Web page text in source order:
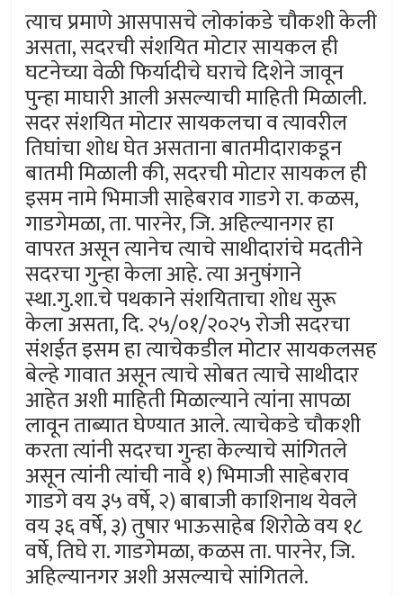
त्याच प्रमाणे आसपासचे लोकांकडे चौकशी केली
असता, सदरची संशयित मोटार सायकल ही
घटनेच्या वेळी फिर्यादीचे घराचे दिशेने जावून
पुन्हा माघारी आली असल्याची माहिती मिळाली.
सदर संशयित मोटार सायकलचा व त्यावरील
तिघांचा शोध घेत असताना बातमीदाराकडून
बातमी मिळाली की, सदरची मोटार सायकल ही
इसम नामे भिमाजी साहेबराव गाडगे रा. कळस,
गाडगेमळा, ता. पारनेर, जि. अहिल्यानगर हा
वापरत असून त्यानेच त्याचे साथीदारांचे मदतीने
सदरचा गुन्हा केला आहे. त्या अनुषंगाने
स्था.गु.शा.चे पथकाने संशयिताचा शोध सुरू
केला असता, दि. २५/०१/२०२५ रोजी सदरचा
संशईत इसम हा त्याचेकडील मोटार सायकलसह
बेल्हे गावात असून त्याचे सोबत त्याचे साथीदार
आहेत अशी माहिती मिळाल्याने त्यांना सापळा
लावून ताब्यात घेण्यात आले. त्याचेकडे चौकशी
करता त्यांनी सदरचा गुन्हा केल्याचे सांगितले
असून त्यांनी त्यांची नावे १) भिमाजी साहेबराव
गाडगे वय ३५ वर्षे, २) बाबाजी काशिनाथ येवले
वय ३६ वर्षे, ३) तुषार भाऊसाहेब शिरोळे वय १८
वर्षे, तिघे रा. गाडगेमळा, कळस ता. पारनेर, जि.
अहिल्यानगर अशी असल्याचे सांगितले.